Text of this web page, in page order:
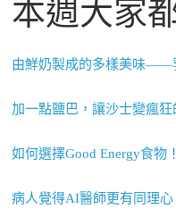
本週大家
由鮮奶製成的多樣美味——
加一點鹽巴，讓沙士變瘋狂
如何選擇Good Energy食物
病人覺得AI醫師更有同理